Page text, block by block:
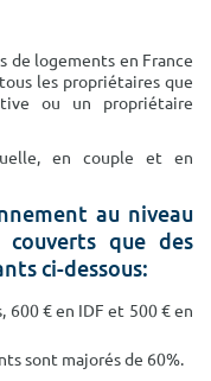
de logements en France
les propriétaires que
ou un propriétaire
en couple et en
au niveau
que des
ci-dessous:
600 € en IDF et 500 € en
sont majorés de 60%.